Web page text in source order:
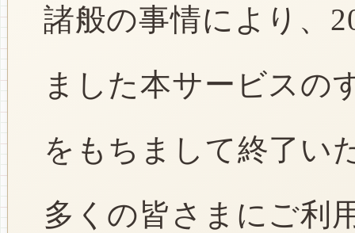
諸般の事情により、
ました本サービスの
をもちまして終了い
多くの皆さまにご利